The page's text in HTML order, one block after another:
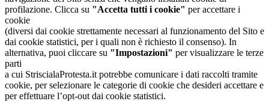
profilazione. Clicca su "Accetta tutti i cookie" per accettare i
cookie
(diversi dai cookie strettamente necessari al funzionamento del Sito e
dai cookie statistici, per i quali non è richiesto il consenso). In
alternativa, puoi cliccare su "Impostazioni" per visualizzare le terze
parti
a cui StriscialaProtesta.it potrebbe comunicare i dati raccolti tramite
cookie, per selezionare le categorie di cookie che desideri accettare e
per effettuare l’opt-out dai cookie statistici.